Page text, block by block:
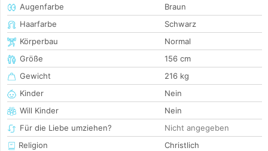
Augenfarbe
Braun
Haarfarbe
Schwarz
Körperbau
Normal
Größe
156 cm
Gewicht
216 kg
Kinder
Nein
Will Kinder
Nein
Für die Liebe umziehen?
Nicht angegeben
Religion
Christlich